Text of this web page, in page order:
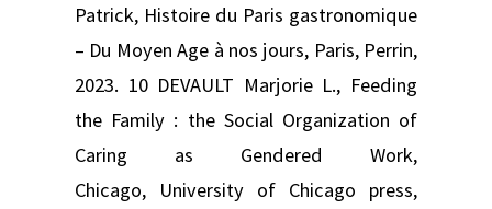
Patrick, Histoire du Paris gastronomique
– Du Moyen Age à nos jours, Paris, Perrin,
2023. 10 DEVAULT Marjorie L., Feeding
the Family : the Social Organization of
Caring as Gendered Work,
Chicago, University of Chicago press,